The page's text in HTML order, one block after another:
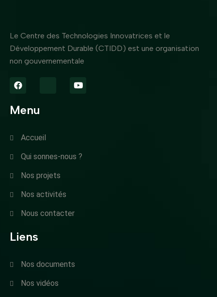
Le Centre des Technologies Innovatrices et le
Développement Durable (CTIDD) est une organisation
non gouvernementale
Menu
Accueil
Qui sonnes-nous ?
Nos projets
Nos activités
Nous contacter
Liens
Nos documents
Nos vidéos